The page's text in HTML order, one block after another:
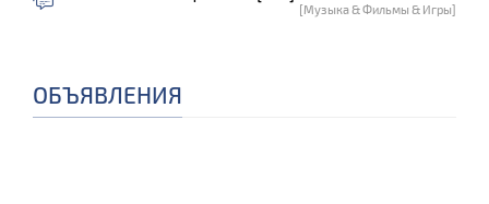
[Музыка & Фильмы & Игры]
ОБЪЯВЛЕНИЯ